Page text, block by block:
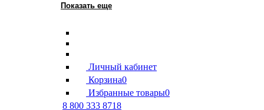
Показать еще
Личный кабинет
Корзина0
Избранные товары0
8 800 333 8718